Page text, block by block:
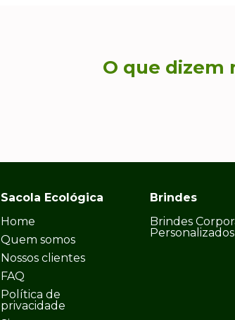
O que dizem
Sacola Ecológica
Home
Quem somos
Nossos clientes
FAQ
Política de
privacidade
Brindes
Brindes
Personalizados